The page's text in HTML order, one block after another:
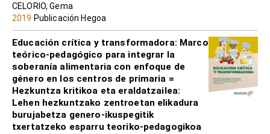
CELORIO, Gema
2019 Publicación Hegoa
Educación crítica y transformadora: Marco
teórico-pedagógico para integrar la
soberanía alimentaria con enfoque de
género en los centros de primaria =
Hezkuntza kritikoa eta eraldatzailea:
Lehen hezkuntzako zentroetan elikadura
burujabetza genero-ikuspegitik
txertatzeko esparru teoriko-pedagogikoa